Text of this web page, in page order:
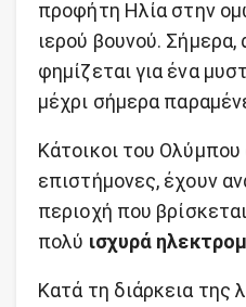
προφήτη Ηλία στην
ιερού βουνού. Σήμερα,
φημίζεται για ένα
μέχρι σήμερα
Κάτοικοι του Ολύμπου
επιστήμονες, έχουν
περιοχή που
πολύ ισχυρά
Kατά τη διάρκεια της